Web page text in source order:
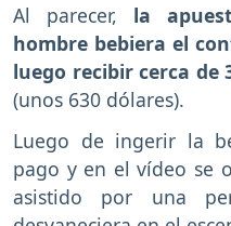
Al parecer, la
hombre bebiera el
luego recibir cerca de
(unos 630 dólares).
Luego de ingerir la
pago y en el vídeo se
asistido por una